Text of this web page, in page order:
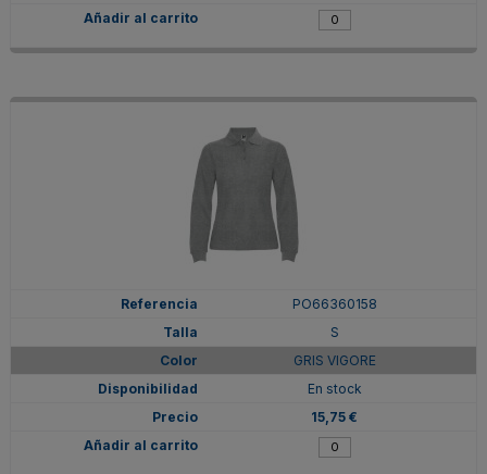
PO66360158
S
GRIS VIGORE
En stock
15,75 €